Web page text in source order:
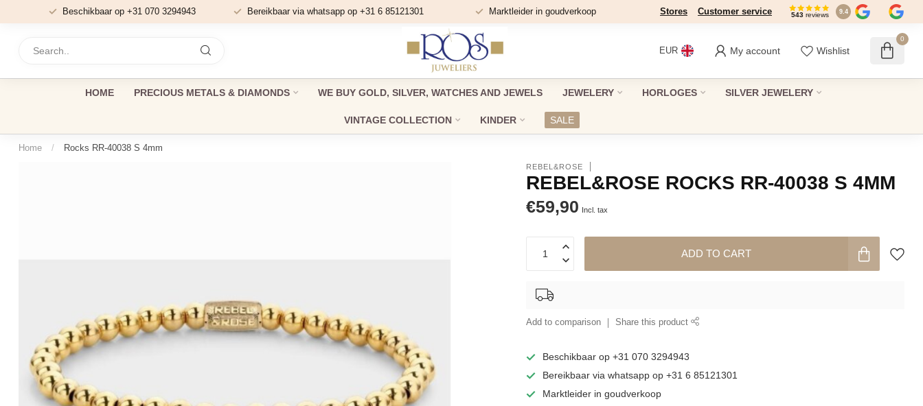
Beschikbaar op +31 070 3294943 Bereikbaar via whatsapp op +31 6 85121301 Marktleider in goudverkoop Dé winkel in Den Haag sinds 1946
Stores Customer service 543 reviews 9.4
EUR My account Wishlist
0
HOME PRECIOUS METALS & DIAMONDS WE BUY GOLD, SILVER, WATCHES AND JEWELS JEWELERY HORLOGES SILVER JEWELERY
VINTAGE COLLECTION KINDER SALE
Home / Rocks RR-40038 S 4mm
REBEL&ROSE
REBEL&ROSE ROCKS RR-40038 S 4MM
€59,90 Incl. tax
ADD TO CART
Add to comparison Share this product
Beschikbaar op +31 070 3294943
Bereikbaar via whatsapp op +31 6 85121301
Marktleider in goudverkoop